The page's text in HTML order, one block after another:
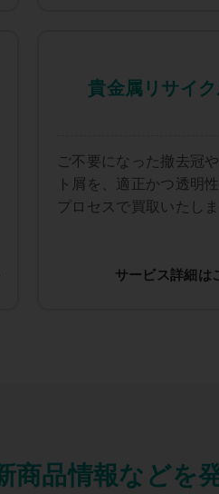
貴金属リサイ
ご不要になった撤去冠
ト屑を、適正かつ透明
プロセスで買取いたしま
サービス詳細は
品情報などを